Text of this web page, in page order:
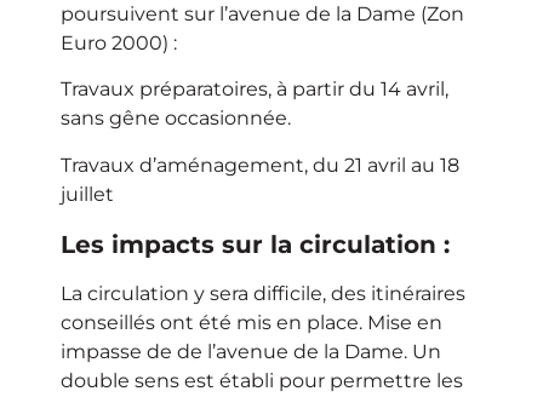
poursuivent sur l’avenue de la Dame (Zon
Euro 2000) :
Travaux préparatoires, à partir du 14 avril,
sans gêne occasionnée.
Travaux d’aménagement, du 21 avril au 18
juillet
Les impacts sur la circulation :
La circulation y sera difficile, des itinéraires
conseillés ont été mis en place. Mise en
impasse de de l’avenue de la Dame. Un
double sens est établi pour permettre les